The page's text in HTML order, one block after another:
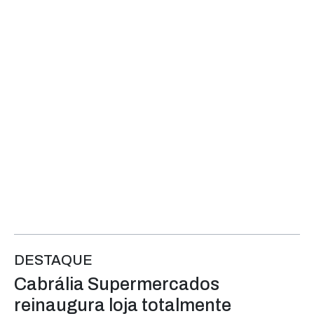
DESTAQUE
Cabrália Supermercados
reinaugura loja totalmente